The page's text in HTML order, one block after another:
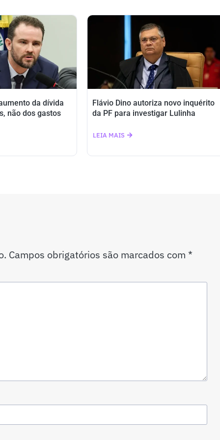
volume.
da dívida
não dos gastos
Flávio Dino autoriza novo inquérito
da PF para investigar Lulinha
LEIA MAIS
Campos obrigatórios são marcados com *